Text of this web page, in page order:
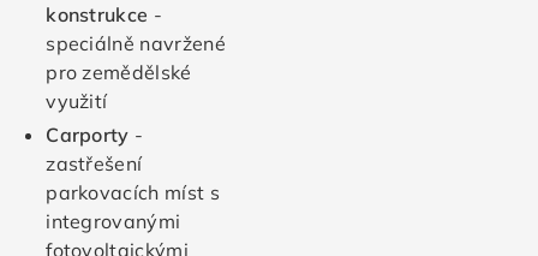
konstrukce -
speciálně navržené
pro zemědělské
využití
Carporty -
zastřešení
parkovacích míst s
integrovanými
fotovoltaickými